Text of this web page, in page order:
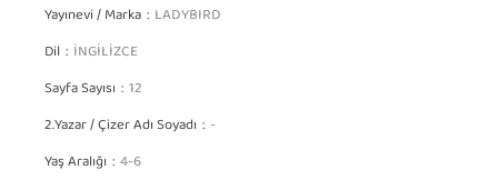
Yayınevi / Marka LADYBIRD
Dil İNGİLİZCE
Sayfa Sayısı 12
2.Yazar / Çizer Adı Soyadı -
Yaş Aralığı 4-6